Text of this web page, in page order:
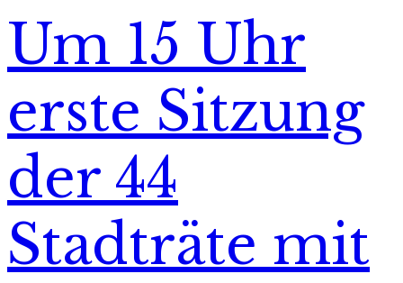
Um 15 Uhr
erste Sitzung
der 44
Stadträte mit